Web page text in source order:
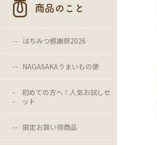
商品のこと
はちみつ感謝祭2026
NAGASAKAうまいもの便
初めての方へ！人気お試しセ
ット
限定お買い得商品